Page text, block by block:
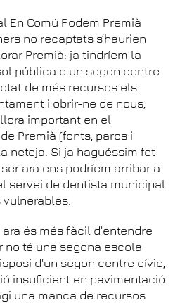
En Comú Podem Premià
no recaptats s’haurien
Premià: ja tindríem la
pública o un segon centre
de més recursos els
i obrir-ne de nous,
important en el
Premià (fonts, parcs i
neteja. Si ja haguéssim fet
ara ens podríem arribar a
servei de dentista municipal
és més fàcil d'entendre
no té una segona escola
d'un segon centre cívic,
insuficient en pavimentació
una manca de recursos